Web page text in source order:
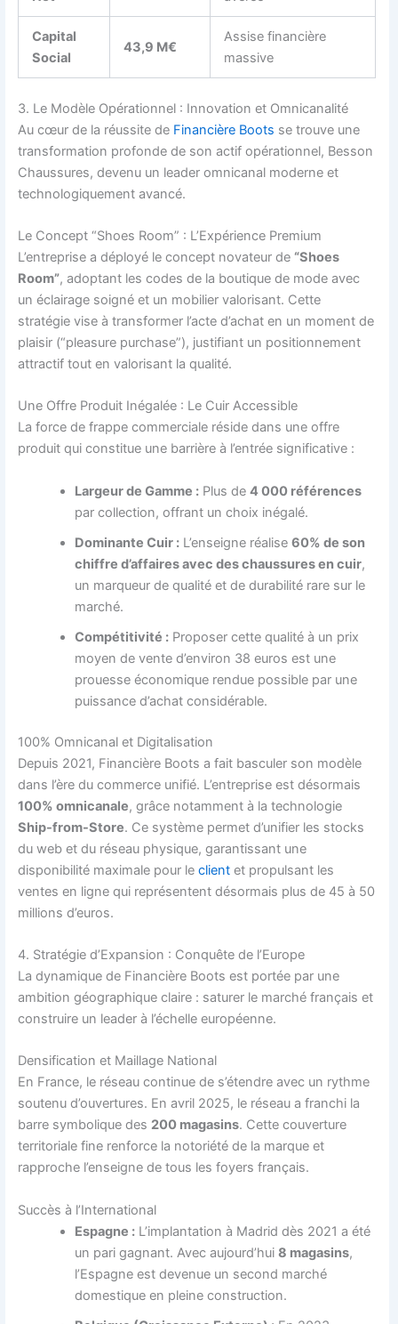
Capital
Social
43,9 M€
Assise financière
massive
3. Le Modèle Opérationnel : Innovation et Omnicanalité
Au cœur de la réussite de Financière Boots se trouve une
transformation profonde de son actif opérationnel, Besson
Chaussures, devenu un leader omnicanal moderne et
technologiquement avancé.
Le Concept “Shoes Room” : L’Expérience Premium
L’entreprise a déployé le concept novateur de “Shoes
Room”, adoptant les codes de la boutique de mode avec
un éclairage soigné et un mobilier valorisant. Cette
stratégie vise à transformer l’acte d’achat en un moment de
plaisir (“pleasure purchase”), justifiant un positionnement
attractif tout en valorisant la qualité.
Une Offre Produit Inégalée : Le Cuir Accessible
La force de frappe commerciale réside dans une offre
produit qui constitue une barrière à l’entrée significative :
Largeur de Gamme : Plus de4 000 références
par collection, offrant un choix inégalé.
Dominante Cuir : L’enseigne réalise60% de son
chiffre d’affaires avec des chaussures en cuir,
un marqueur de qualité et de durabilité rare sur le
marché.
Compétitivité : Proposer cette qualité à un prix
moyen de vente d’environ 38 euros est une
prouesse économique rendue possible par une
puissance d’achat considérable.
100% Omnicanal et Digitalisation
Depuis 2021, Financière Boots a fait basculer son modèle
dans l’ère du commerce unifié. L’entreprise est désormais
100% omnicanale, grâce notamment à la technologie
Ship-from-Store. Ce système permet d’unifier les stocks
du web et du réseau physique, garantissant une
disponibilité maximale pour leclient et propulsant les
ventes en ligne qui représentent désormais plus de 45 à 50
millions d’euros.
4. Stratégie d’Expansion : Conquête de l’Europe
La dynamique de Financière Boots est portée par une
ambition géographique claire : saturer le marché français et
construire un leader à l’échelle européenne.
Densification et Maillage National
En France, le réseau continue de s’étendre avec un rythme
soutenu d’ouvertures. En avril 2025, le réseau a franchi la
barre symbolique des 200 magasins. Cette couverture
territoriale fine renforce la notoriété de la marque et
rapproche l’enseigne de tous les foyers français.
Succès à l’International
Espagne : L’implantation à Madrid dès 2021 a été
un pari gagnant. Avec aujourd’hui8 magasins,
l’Espagne est devenue un second marché
domestique en pleine construction.